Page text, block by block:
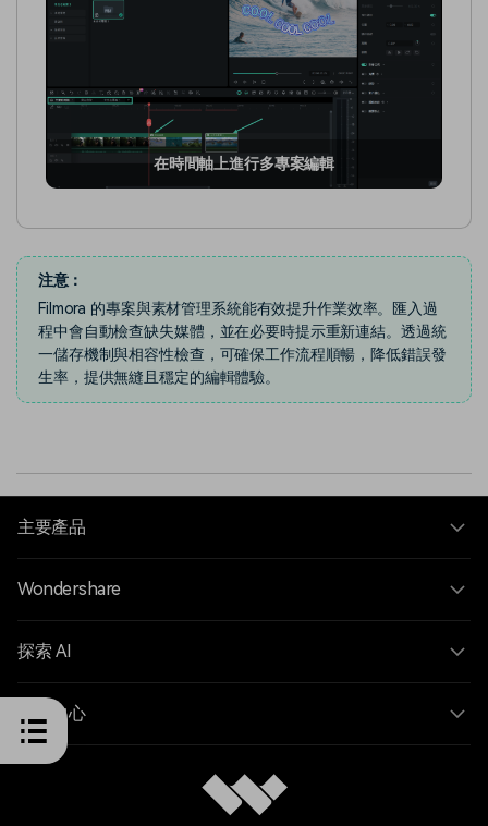
在時間軸上進行多專案編輯
注意：
Filmora 的專案與素材管理系統能有效提升作業效率。匯入過
程中會自動檢查缺失媒體，並在必要時提示重新連結。透過統
一儲存機制與相容性檢查，可確保工作流程順暢，降低錯誤發
生率，提供無縫且穩定的編輯體驗。
主要產品
Wondershare
探索 AI
說明中心